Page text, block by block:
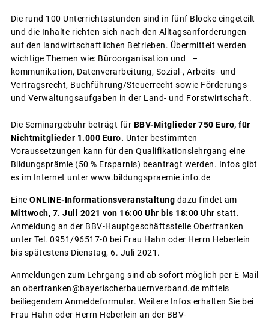
Die rund 100 Unterrichtsstunden sind in fünf Blöcke eingeteilt
und die Inhalte richten sich nach den Alltagsanforderungen
auf den landwirtschaftlichen Betrieben. Übermittelt werden
wichtige Themen wie: Büroorganisation und –
kommunikation, Datenverarbeitung, Sozial-, Arbeits- und
Vertragsrecht, Buchführung/Steuerrecht sowie Förderungs-
und Verwaltungsaufgaben in der Land- und Forstwirtschaft.
Die Seminargebühr beträgt für BBV-Mitglieder 750 Euro, für
Nichtmitglieder 1.000 Euro. Unter bestimmten
Voraussetzungen kann für den Qualifikationslehrgang eine
Bildungsprämie (50 % Ersparnis) beantragt werden. Infos gibt
es im Internet unter www.bildungspraemie.info.de
Eine ONLINE-Informationsveranstaltung dazu findet am
Mittwoch, 7. Juli 2021 von 16:00 Uhr bis 18:00 Uhr statt.
Anmeldung an der BBV-Hauptgeschäftsstelle Oberfranken
unter Tel. 0951/96517-0 bei Frau Hahn oder Herrn Heberlein
bis spätestens Dienstag, 6. Juli 2021.
Anmeldungen zum Lehrgang sind ab sofort möglich per E-Mail
an oberfranken@bayerischerbauernverband.de mittels
beiliegendem Anmeldeformular. Weitere Infos erhalten Sie bei
Frau Hahn oder Herrn Heberlein an der BBV-